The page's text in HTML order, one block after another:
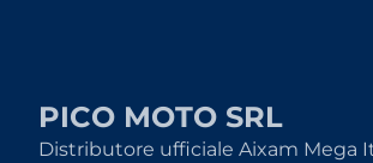
PICO MOTO SRL
Distributore ufficiale Aixam Mega